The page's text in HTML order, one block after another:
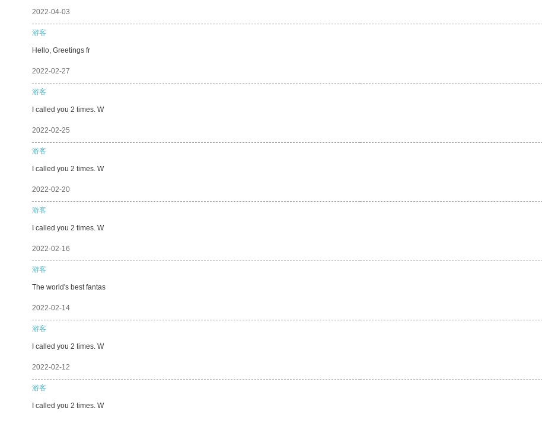
2022-04-03
游客
Hello, Greetings fr
2022-02-27
游客
I called you 2 times. W
2022-02-25
游客
I called you 2 times. W
2022-02-20
游客
I called you 2 times. W
2022-02-16
游客
The world's best fantas
2022-02-14
游客
I called you 2 times. W
2022-02-12
游客
I called you 2 times. W